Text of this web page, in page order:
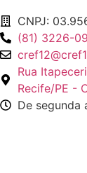
CNPJ:
(81) 3226-
Rua
Recife/PE -
De segunda